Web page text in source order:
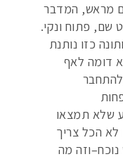
מראש, המדבר
שם, פתוח ונקי.
כזו נותנת
דומה לאף
שלא תמצאו
לא הכל צריך
מה